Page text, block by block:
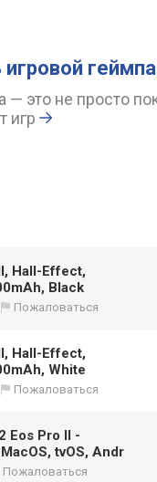
это не просто
игр
Hall-Effect,
Black
Пожаловаться
Hall-Effect,
White
Пожаловаться
Eos Pro II -
tvOS, Andr
Пожаловаться